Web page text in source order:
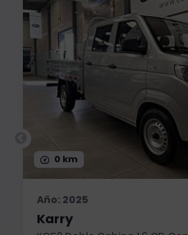
0 km
Año: 2025
Karry